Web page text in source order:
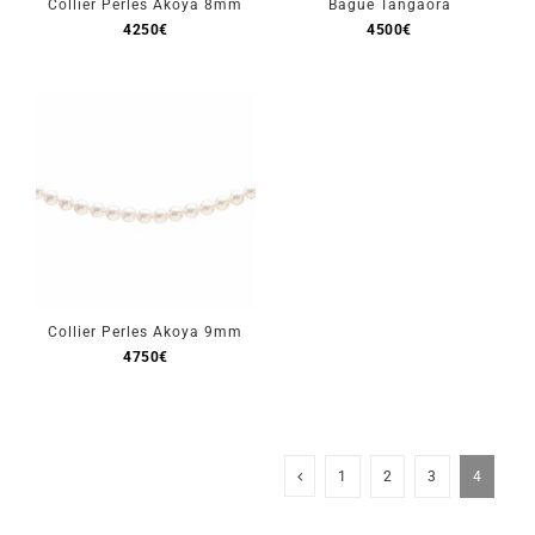
Collier Perles Akoya 8mm
4250€
Bague Tangaora
4500€
Collier Perles Akoya 9mm
4750€
1 2 3 4